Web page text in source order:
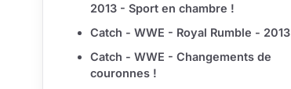
2013 - Sport en chambre !
Catch - WWE - Royal Rumble - 2013
Catch - WWE - Changements de
couronnes !